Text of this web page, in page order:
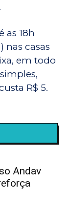
as 18h
nas casas
em todo
R$ 5.
Andav